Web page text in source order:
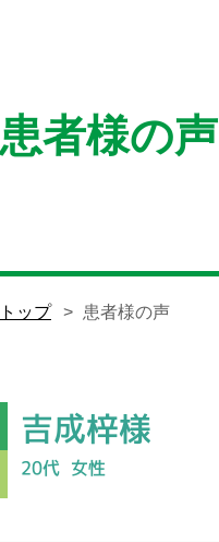
患者様の声
トップ 患者様の声
吉成梓様
20代 女性